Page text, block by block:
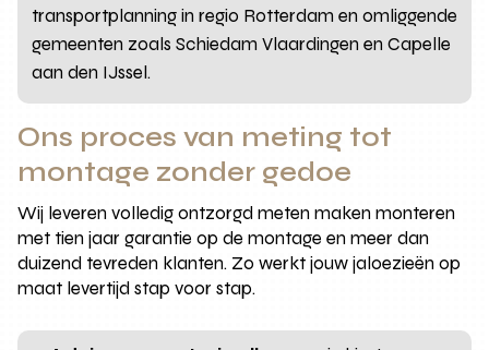
transportplanning in regio Rotterdam en omliggende
gemeenten zoals Schiedam Vlaardingen en Capelle
aan den IJssel.
Ons proces van meting tot
montage zonder gedoe
Wij leveren volledig ontzorgd meten maken monteren
met tien jaar garantie op de montage en meer dan
duizend tevreden klanten. Zo werkt jouw jaloezieën op
maat levertijd stap voor stap.